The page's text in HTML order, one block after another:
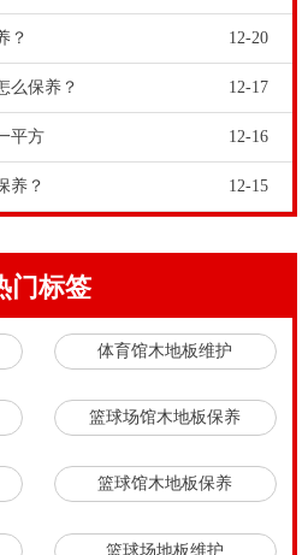
？ 12-20
么保养？ 12-17
平方 12-16
养？ 12-15
门标签
体育馆木地板维护
篮球场馆木地板保养
篮球馆木地板保养
篮球场地板维护